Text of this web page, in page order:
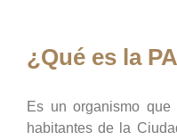
¿Qué es la
Es un organismo
habitantes de la